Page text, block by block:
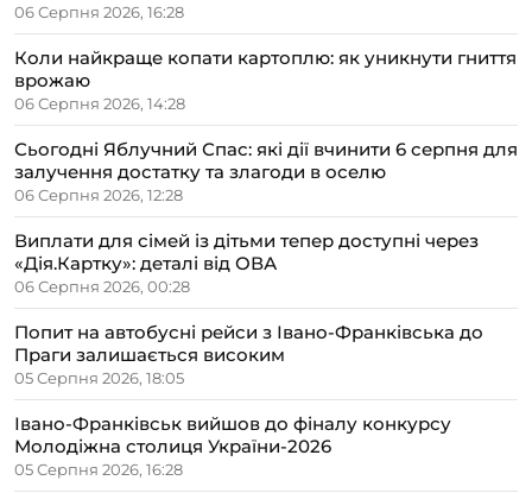
06 Серпня 2026, 16:28
Коли найкраще копати картоплю: як уникнути гниття
врожаю
06 Серпня 2026, 14:28
Сьогодні Яблучний Спас: які дії вчинити 6 серпня для
залучення достатку та злагоди в оселю
06 Серпня 2026, 12:28
Виплати для сімей із дітьми тепер доступні через
«Дія.Картку»: деталі від ОВА
06 Серпня 2026, 00:28
Попит на автобусні рейси з Івано-Франківська до
Праги залишається високим
05 Серпня 2026, 18:05
Івано-Франківськ вийшов до фіналу конкурсу
Молодіжна столиця України-2026
05 Серпня 2026, 16:28